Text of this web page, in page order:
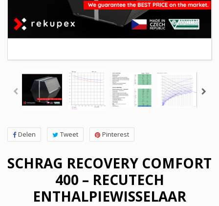
Delen Tweet Pinterest
SCHRAG RECOVERY COMFORT
400 – RECUTECH
ENTHALPIEWISSELAAR